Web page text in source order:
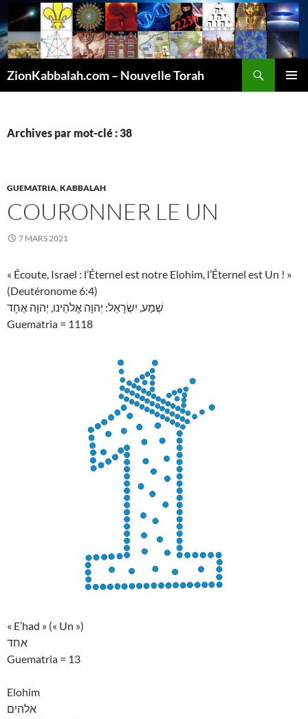
ZionKabbalah.com – Nouvelle Torah
Archives par mot-clé : 38
GUEMATRIA,KABBALAH
COURONNER LE UN
7 MARS 2021
« Écoute, Israel : l’Éternel est notre Elohim, l’Éternel est Un ! »
(Deutéronome 6:4)
שְׁמַע, יִשְׂרָאֵל: יְהוָה אֱלֹהֵינוּ, יְהוָה אֶחָד
Guematria = 1118
« E’had » (« Un »)
אחד
Guematria = 13
Elohim
אלהים